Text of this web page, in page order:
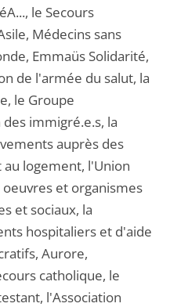
le Secours
Médecins sans
Emmaüs Solidarité,
de l'armée du salut, la
le Groupe
immigré.e.s, la
auprès des
au logement, l'Union
et organismes
et sociaux, la
hospitaliers et d'aide
Aurore,
catholique, le
l'Association